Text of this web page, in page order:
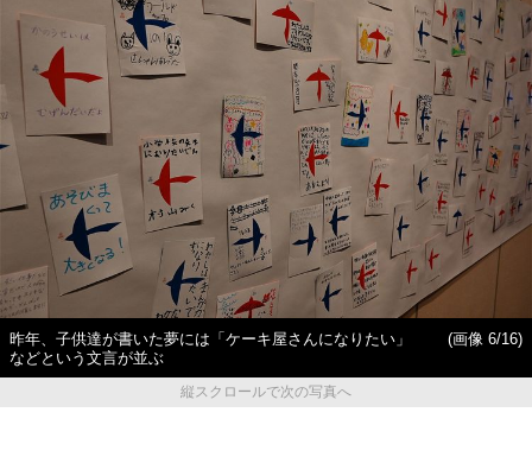
昨年、子供達が書いた夢には「ケーキ屋さんになりたい」
などという文言が並ぶ
(画像 6/16)
縦スクロールで次の写真へ